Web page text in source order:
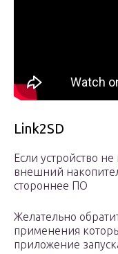
Link2SD
Если устройство
внешний
стороннее ПО
Желательно
применения
приложение